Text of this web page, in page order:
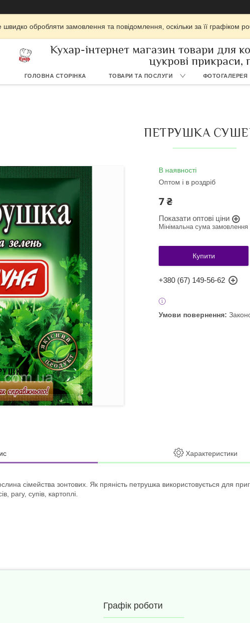
обробляти замовлення та повідомлення, оскільки за її графіком
Кухар-інтернет магазин товари для
цукрові прикраси,
ГОЛОВНА СТОРІНКА ТОВАРИ ТА ПОСЛУГИ ФОТОГАЛЕРЕЯ
ПЕТРУШКА
В наявності
Оптом і в роздріб
7 ₴
Показати оптові ціни
Мінімальна сума
Купити
+380 (67) 149-56-62
Характеристики
сімейства зонтових. Як пряність петрушка використовується для
рагу, супів, картоплі.
Графік роботи